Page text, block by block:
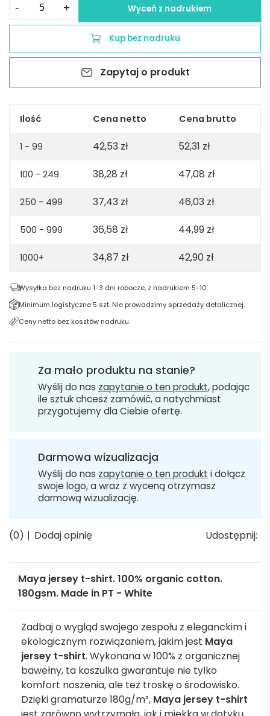
-
shirt.
organic
180gsm.
+ Wyceń z nadrukiem
Kup bez nadruku
Zapytaj o produkt
Ilość Cena netto Cena brutto
1 - 99 42,53 zł 52,31 zł
100 - 249 38,28 zł 47,08 zł
250 - 499 37,43 zł 46,03 zł
500 - 999 36,58 zł 44,99 zł
1000+ 34,87 zł 42,90 zł
Wysyłka bez nadruku 1-3 dni robocze, z nadrukiem 5-10.
Minimum logistyczne 5 szt. Nie prowadzimy sprzedaży detalicznej.
Ceny netto bez kosztów nadruku.
Za mało produktu na stanie?
Wyślij do nas zapytanie o ten produkt, podając
ile sztuk chcesz zamówić, a natychmiast
przygotujemy dla Ciebie ofertę.
Darmowa wizualizacja
Wyślij do nas zapytanie o ten produkt i dołącz
swoje logo, a wraz z wyceną otrzymasz
darmową wizualizację.
(0) Dodaj opinię Udostępnij:
Maya jersey t-shirt. 100% organic cotton.
180gsm. Made in PT - White
Zadbaj o wygląd swojego zespołu z eleganckim i
ekologicznym rozwiązaniem, jakim jest Maya
jersey t-shirt. Wykonana w 100% z organicznej
bawełny, ta koszulka gwarantuje nie tylko
komfort noszenia, ale też troskę o środowisko.
Dzięki gramaturze 180g/m², Maya jersey t-shirt